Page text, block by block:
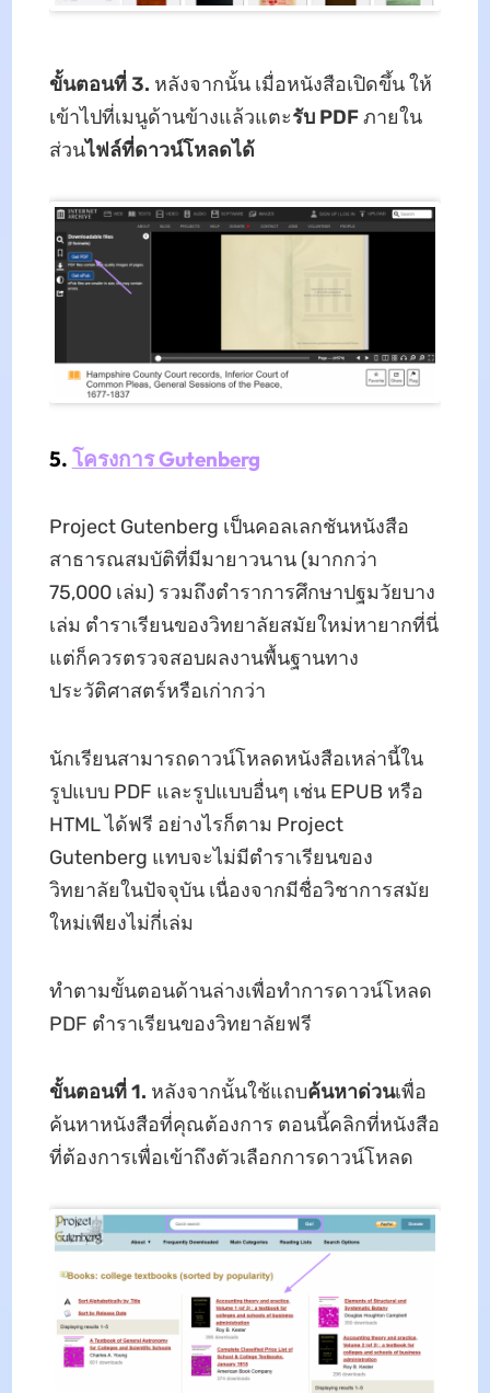
ขั้นตอนที่ 3. หลังจากนั้น เมื่อหนังสือเปิดขึ้น ให้
เข้าไปที่เมนูด้านข้างแล้วแตะรับ PDFภายใน
ส่วนไฟล์ที่ดาวน์โหลดได้
5. โครงการ Gutenberg
Project Gutenberg เป็นคอลเลกชันหนังสือ
สาธารณสมบัติที่มีมายาวนาน (มากกว่า
75,000 เล่ม) รวมถึงตําราการศึกษาปฐมวัยบาง
เล่ม ตําราเรียนของวิทยาลัยสมัยใหม่หายากที่นี่
แต่ก็ควรตรวจสอบผลงานพื้นฐานทาง
ประวัติศาสตร์หรือเก่ากว่า
นักเรียนสามารถดาวน์โหลดหนังสือเหล่านี้ใน
รูปแบบ PDF และรูปแบบอื่นๆ เช่น EPUB หรือ
HTML ได้ฟรี อย่างไรก็ตาม Project
Gutenberg แทบจะไม่มีตําราเรียนของ
วิทยาลัยในปัจจุบัน เนื่องจากมีชื่อวิชาการสมัย
ใหม่เพียงไม่กี่เล่ม
ทําตามขั้นตอนด้านล่างเพื่อทําการดาวน์โหลด
PDF ตําราเรียนของวิทยาลัยฟรี
ขั้นตอนที่ 1. หลังจากนั้นใช้แถบค้นหาด่วนเพื่อ
ค้นหาหนังสือที่คุณต้องการ ตอนนี้คลิกที่หนังสือ
ที่ต้องการเพื่อเข้าถึงตัวเลือกการดาวน์โหลด